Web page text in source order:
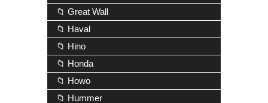
📁 Great Wall
📁 Haval
📁 Hino
📁 Honda
📁 Howo
📁 Hummer